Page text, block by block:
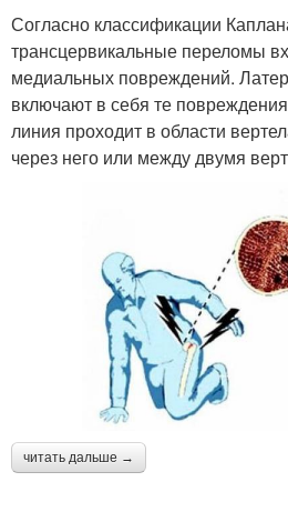
Согласно классификации
трансцервикальные переломы
медиальных повреждений.
включают в себя те
линия проходит в области
через него или между двумя
читать дальше →